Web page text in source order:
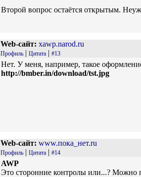
Второй вопрос остаётся открытым.
Web-сайт: xawp.narod.ru
Профиль | Цитата | #13
Нет. У меня, например, такое
http://bmber.in/download/tst.jpg
Web-сайт: www.пока_нет.ru
Профиль | Цитата | #14
AWP
Это сторонние контролы или...? Можно